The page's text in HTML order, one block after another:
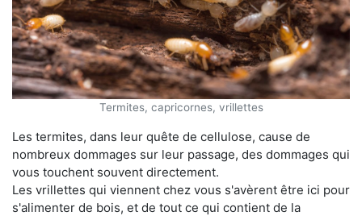
Termites, capricornes, vrillettes
Les termites, dans leur quête de cellulose, cause de
nombreux dommages sur leur passage, des dommages qui
vous touchent souvent directement.
Les vrillettes qui viennent chez vous s'avèrent être ici pour
s'alimenter de bois, et de tout ce qui contient de la